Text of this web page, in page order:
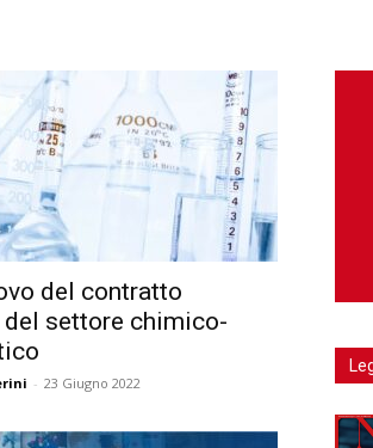
del contratto
del settore chimico-
- 23 Giugno 2022